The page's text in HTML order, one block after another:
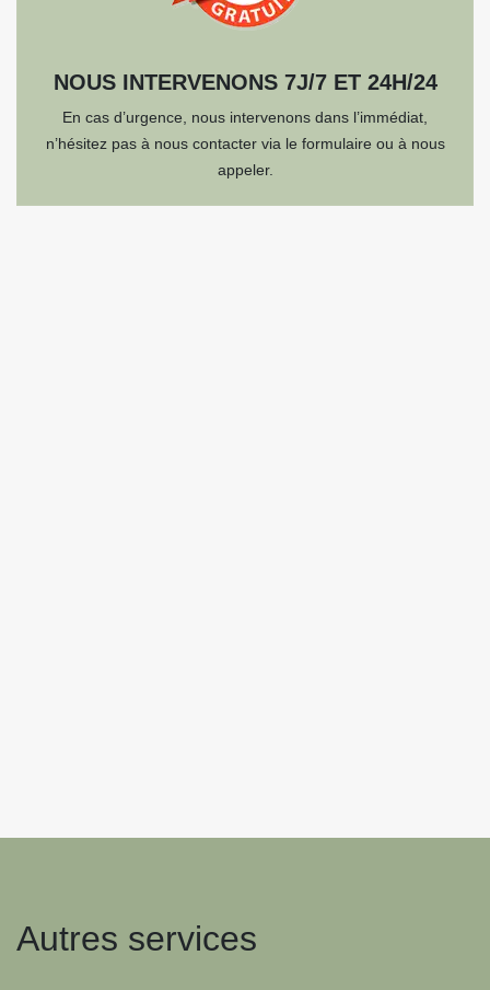
NOUS INTERVENONS 7J/7 ET 24H/24
En cas d’urgence, nous intervenons dans l’immédiat,
n’hésitez pas à nous contacter via le formulaire ou à nous
appeler.
Autres services